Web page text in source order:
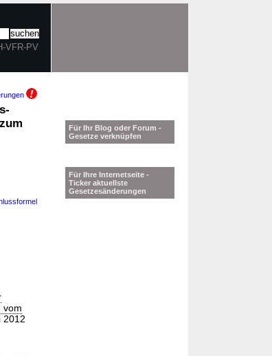
VFR-PV
vom
2012
Für Ihr Blog oder Forum -
Gesetze verknüpfen
Für Ihre Internetseite -
Ticker aktuellste
Gesetzesänderungen